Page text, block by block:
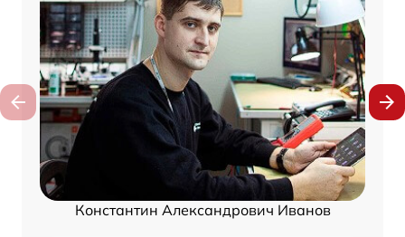
Константин Александрович Иванов